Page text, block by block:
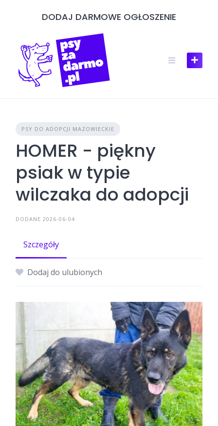
DODAJ DARMOWE OGŁOSZENIE
PSY DO ADOPCJI MAZOWIECKIE
HOMER - piękny
psiak w typie
wilczaka do adopcji
DODANE 2026-06-04
Szczegóły
Dodaj do ulubionych